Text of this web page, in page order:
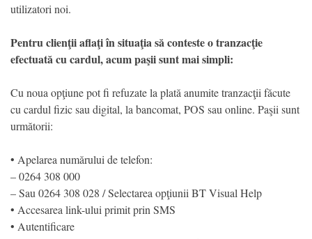
utilizatori noi.
Pentru clienţii aflaţi în situaţia să conteste o tranzacţie
efectuată cu cardul, acum paşii sunt mai simpli:
Cu noua opţiune pot fi refuzate la plată anumite tranzacţii făcute
cu cardul fizic sau digital, la bancomat, POS sau online. Paşii sunt
următorii:
• Apelarea numărului de telefon:
– 0264 308 000
– Sau 0264 308 028 / Selectarea opţiunii BT Visual Help
• Accesarea link-ului primit prin SMS
• Autentificare